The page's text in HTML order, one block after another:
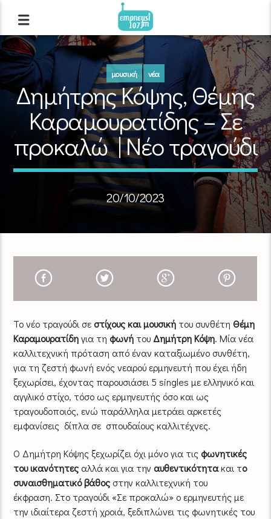
μουσική νέα
Δημήτρης Κόψης, Θέμης
Καραμουρατίδης – Σε
προκαλώ | Νέο τραγούδι
20/10/2023
Το νέο τραγούδι σεστίχους και μουσική του συνθέτηΘέμη
Καραμουρατίδηγια τηφωνή του Δημήτρη Κόψη. Μία νέα
καλλιτεχνική πρόταση από έναν καταξιωμένο συνθέτη,
για τη ζεστή φωνή ενός νεαρού ερμηνευτή που έχει ήδη
ξεχωρίσει, έχοντας παρουσιάσει 5 singles με ελληνικό και
αγγλικό στίχο, τόσο ως ερμηνευτής όσο και ως
τραγουδοποιός, ενώ παράλληλα μετράει αρκετές
εμφανίσεις δίπλα σε σπουδαίους καλλιτέχνες.
Ο Δημήτρη Κόψης ξεχωρίζει όχι μόνο για τιςφωνητικές
του ικανότητες αλλά και για την αυθεντικότητακαι το
συναισθηματικό βάθος στην καλλιτεχνική του
έκφραση. Στο τραγούδι «Σε προκαλώ» ο ερμηνευτής με
την ιδιαίτερα ζεστή χροιά, ξεδιπλώνει τις φωνητικές του